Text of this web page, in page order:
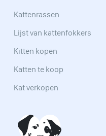
Kattenrassen
Lijst van kattenfokkers
Kitten kopen
Katten te koop
Kat verkopen